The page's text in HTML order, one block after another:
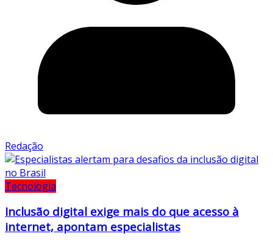
Redação
Tecnologia
Inclusão digital exige mais do que acesso à
internet, apontam especialistas